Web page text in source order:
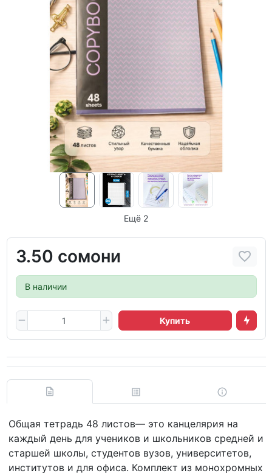
Ещё 2
3.50 сомони
В наличии
Купить
Общая тетрадь 48 листов— это канцелярия на
каждый день для учеников и школьников средней и
старшей школы, студентов вузов, университетов,
институтов и для офиса. Комплект из монохромных